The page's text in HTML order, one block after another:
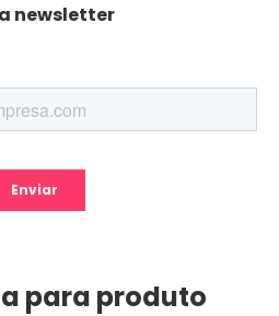
newsletter
para produto